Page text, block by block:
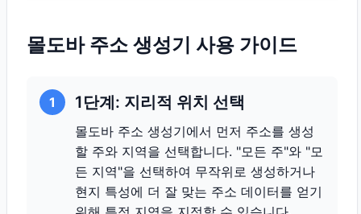
몰도바 주소 생성기 사용 가이드
1 1단계: 지리적 위치 선택
몰도바 주소 생성기에서 먼저 주소를 생성
할 주와 지역을 선택합니다. "모든 주"와 "모
든 지역"을 선택하여 무작위로 생성하거나
현지 특성에 더 잘 맞는 주소 데이터를 얻기